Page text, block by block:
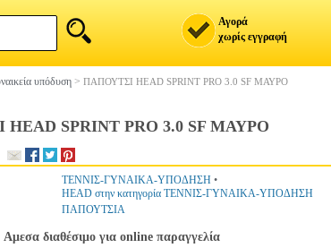
Αγορά
χωρίς εγγραφή
υπόδυση > ΠΑΠΟΥΤΣΙ HEAD SPRINT PRO 3.0 SF ΜΑΥΡΟ
SPRINT PRO 3.0 SF ΜΑΥΡΟ
ΤΕΝΝΙΣ-ΓΥΝΑΙΚΑ-ΥΠΟΔΗΣΗ •
HEAD στην κατηγορία ΤΕΝΝΙΣ-ΓΥΝΑΙΚΑ-ΥΠΟΔΗΣΗ
ΠΑΠΟΥΤΣΙΑ
Αμεσα διαθέσιμο για online παραγγελία